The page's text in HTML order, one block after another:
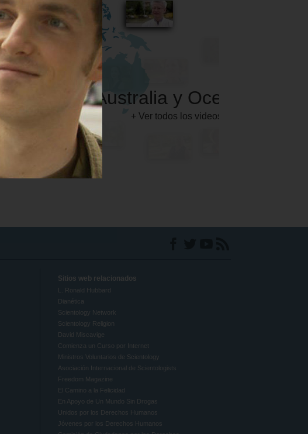
Australia y Oceanía
+ Ver todos los videos
Sitios web relacionados
L. Ronald Hubbard
Dianética
Scientology Network
Scientology Religion
David Miscavige
Comienza un Curso por Internet
Ministros Voluntarios de Scientology
Asociación Internacional de Scientologists
Freedom Magazine
El Camino a la Felicidad
En Apoyo de Un Mundo Sin Drogas
Unidos por los Derechos Humanos
Jóvenes por los Derechos Humanos